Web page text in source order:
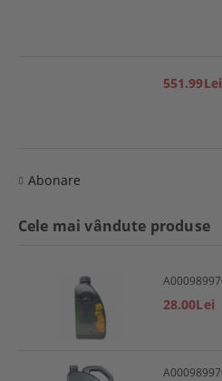
551.99Lei
Abonare
Cele mai vândute produse
28.00Lei